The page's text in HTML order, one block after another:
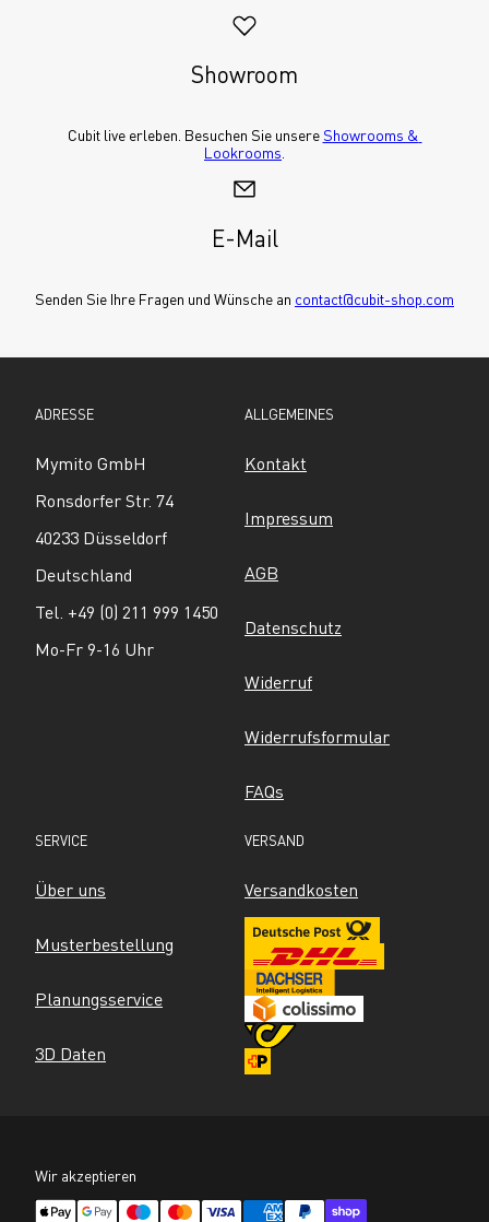
Showroom
Cubit live erleben. Besuchen Sie unsere Showrooms &
Lookrooms
E-Mail
Senden Sie Ihre Fragen und Wünsche an contact@cubit-shop.com
ADRESSE
Mymito GmbH
Ronsdorfer Str. 74
40233 Düsseldorf
Deutschland
Tel. +49 (0) 211 999 1450
Mo-Fr 9-16 Uhr
ALLGEMEINES
Kontakt
Impressum
AGB
Datenschutz
Widerruf
Widerrufsformular
FAQs
SERVICE
Über uns
Musterbestellung
Planungsservice
3D Daten
VERSAND
Versandkosten
Wir akzeptieren